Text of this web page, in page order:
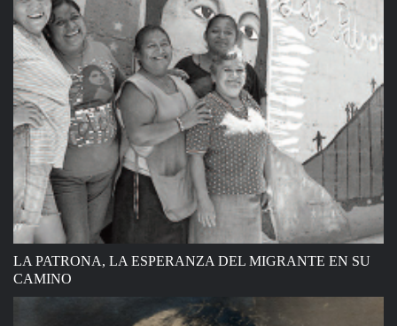
LA PATRONA, LA ESPERANZA DEL MIGRANTE EN SU
CAMINO